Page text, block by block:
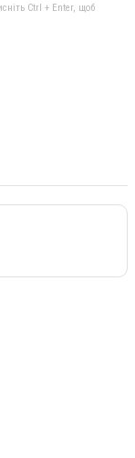
Ctrl + Enter, щоб